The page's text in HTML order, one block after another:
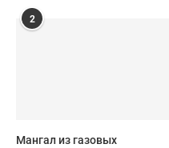
2
Мангал из газовых